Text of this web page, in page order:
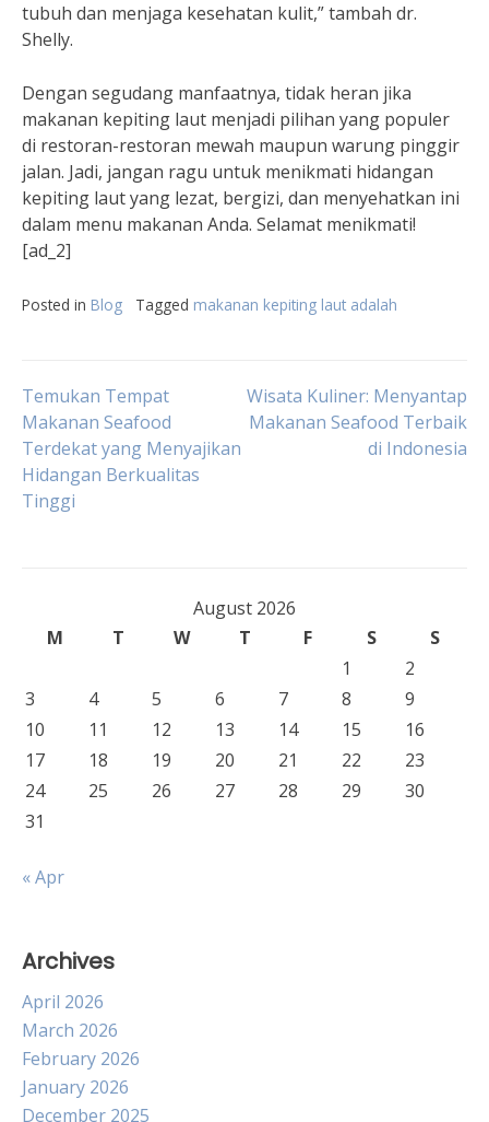
tubuh dan menjaga kesehatan kulit,” tambah dr.
Shelly.
Dengan segudang manfaatnya, tidak heran jika
makanan kepiting laut menjadi pilihan yang populer
di restoran-restoran mewah maupun warung pinggir
jalan. Jadi, jangan ragu untuk menikmati hidangan
kepiting laut yang lezat, bergizi, dan menyehatkan ini
dalam menu makanan Anda. Selamat menikmati!
[ad_2]
Posted in Blog Tagged makanan kepiting laut adalah
Post
navigation
Temukan Tempat
Makanan Seafood
Terdekat yang Menyajikan
Hidangan Berkualitas
Tinggi
Wisata Kuliner: Menyantap
Makanan Seafood Terbaik
di Indonesia
August 2026
M
T W T F S
S
1
2
3
4 5 6 7 8
9
10
11 12 13 14 15
16
17
18 19 20 21 22
23
24
25 26 27 28 29
30
31
« Apr
Archives
April 2026
March 2026
February 2026
January 2026
December 2025